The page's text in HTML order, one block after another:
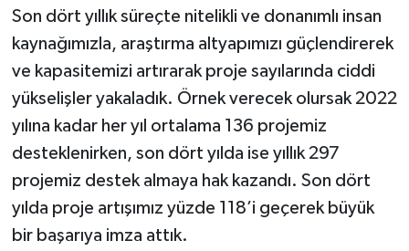
Son dört yıllık süreçte nitelikli ve donanımlı insan
kaynağımızla, araştırma altyapımızı güçlendirerek
ve kapasitemizi artırarak proje sayılarında ciddi
yükselişler yakaladık. Örnek verecek olursak 2022
yılına kadar her yıl ortalama 136 projemiz
desteklenirken, son dört yılda ise yıllık 297
projemiz destek almaya hak kazandı. Son dört
yılda proje artışımız yüzde 118’i geçerek büyük
bir başarıya imza attık.